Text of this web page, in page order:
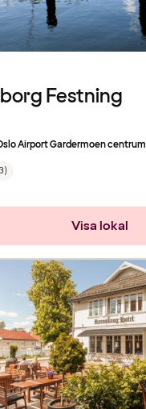
Festning
Airport Gardermoen centrum
)
Visa lokal